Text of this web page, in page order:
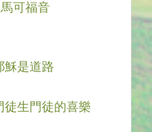
可福音
穌是道路
生門徒的喜樂